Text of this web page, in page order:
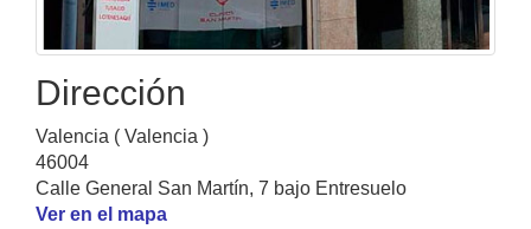
Dirección
Valencia ( Valencia )
46004
Calle General San Martín, 7 bajo Entresuelo
Ver en el mapa